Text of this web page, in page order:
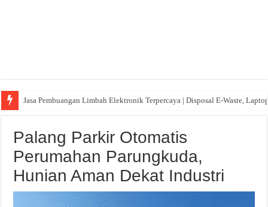
Jasa Pembuangan Limbah Elektronik Terpercaya | Disposal E-Waste,
Palang Parkir Otomatis
Perumahan Parungkuda,
Hunian Aman Dekat Industri